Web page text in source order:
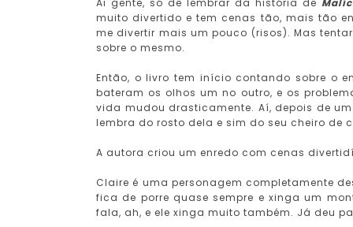
muito divertido e tem cenas tão, mais tão
me divertir mais um pouco (risos). Mas
sobre o mesmo.
Então, o livro tem início contando sobre o
bateram os olhos um no outro, e os
vida mudou drasticamente. Aí, depois de
lembra do rosto dela e sim do seu cheiro de
A autora criou um enredo com cenas
Claire é uma personagem completamente
fica de porre quase sempre e xinga um
fala, ah, e ele xinga muito também. Já deu